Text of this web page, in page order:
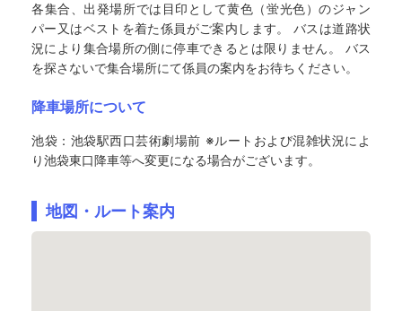
各集合、出発場所では目印として黄色（蛍光色）のジャン
パー又はベストを着た係員がご案内します。 バスは道路状
況により集合場所の側に停車できるとは限りません。 バス
を探さないで集合場所にて係員の案内をお待ちください。
降車場所について
池袋：池袋駅西口芸術劇場前 ※ルートおよび混雑状況によ
り池袋東口降車等へ変更になる場合がございます。
地図・ルート案内